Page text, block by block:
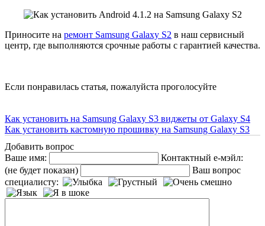
Приносите на ремонт Samsung Galaxy S2 в наш сервисный
центр, где выполняются срочные работы с гарантией качества.
Если понравилась статья, пожалуйста проголосуйте
Как установить на Samsung Galaxy S3 виджеты от Galaxy S4
Как установить кастомную прошивку на Samsung Galaxy S3
Добавить вопрос
Ваше имя:
Контактный е-мэйл:
(не будет показан)
Ваш вопрос
специалисту: